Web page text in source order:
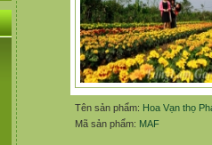
Tên sản phẩm: Hoa Vạn thọ
Mã sản phẩm: MAF